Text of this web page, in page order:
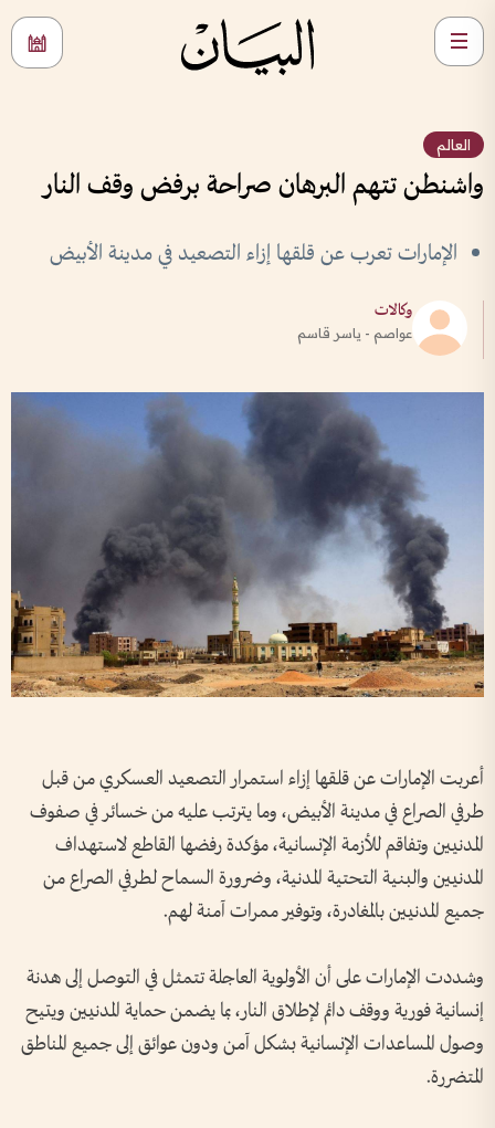
العالم
واشنطن تتهم البرهان صراحة برفض وقف النار
الإمارات تعرب عن قلقها إزاء التصعيد في مدينة الأبيض
وكالات
عواصم - ياسر قاسم
أعربت الإمارات عن قلقها إزاء استمرار التصعيد العسكري من قبل
طرفي الصراع في مدينة الأبيض، وما يترتب عليه من خسائر في صفوف
المدنيين وتفاقم للأزمة الإنسانية، مؤكدة رفضها القاطع لاستهداف
المدنيين والبنية التحتية المدنية، وضرورة السماح لطرفي الصراع من
جميع المدنيين بالمغادرة، وتوفير ممرات آمنة لهم.
وشددت الإمارات على أن الأولوية العاجلة تتمثل في التوصل إلى هدنة
إنسانية فورية ووقف دائم لإطلاق النار، بما يضمن حماية المدنيين ويتيح
وصول المساعدات الإنسانية بشكل آمن ودون عوائق إلى جميع المناطق
المتضررة.